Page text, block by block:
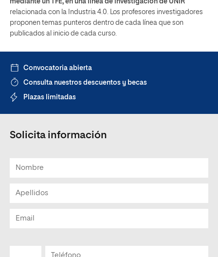
mediante un TFE, en una línea de investigación de UNIR
relacionada con la Industria 4.0. Los profesores investigadores
proponen temas punteros dentro de cada línea que son
publicados al inicio de cada curso.
Convocatoria abierta
Consulta nuestros descuentos y becas
Plazas limitadas
Solicita información